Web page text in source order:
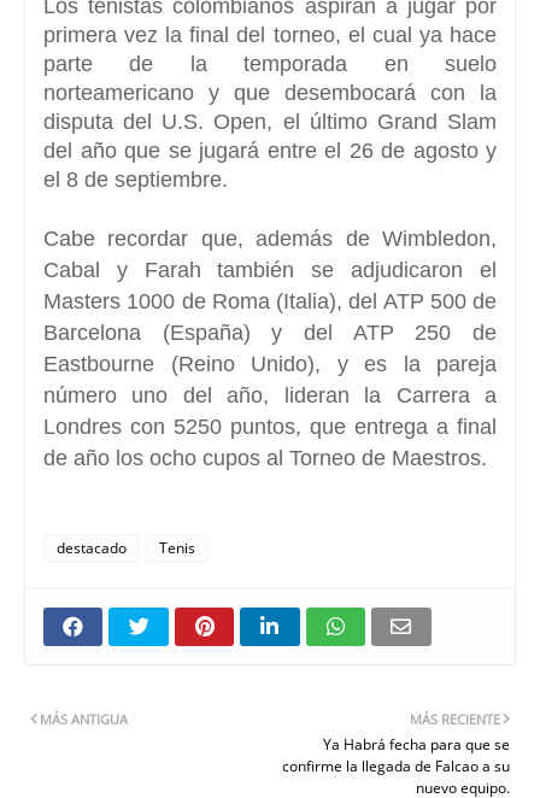
Los tenistas colombianos aspiran a jugar por
primera vez la final del torneo, el cual ya hace
parte de la temporada en suelo
norteamericano y que desembocará con la
disputa del U.S. Open, el último Grand Slam
del año que se jugará entre el 26 de agosto y
el 8 de septiembre.
Cabe recordar que, además de Wimbledon,
Cabal y Farah también se adjudicaron el
Masters 1000 de Roma (Italia), del ATP 500 de
Barcelona (España) y del ATP 250 de
Eastbourne (Reino Unido), y es la pareja
número uno del año, lideran la Carrera a
Londres con 5250 puntos, que entrega a final
de año los ocho cupos al Torneo de Maestros.
destacado Tenis
MÁS RECIENTE
Ya Habrá fecha para que se
confirme la llegada de Falcao a su
nuevo equipo.
MÁS ANTIGUA